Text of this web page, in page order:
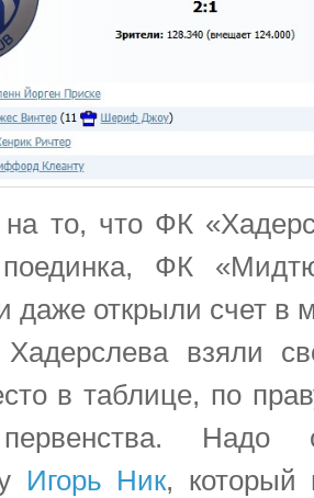
то, что ФК
ФК
даже открыли счет в
взяли
в таблице, по
Надо
Игорь Ник, который